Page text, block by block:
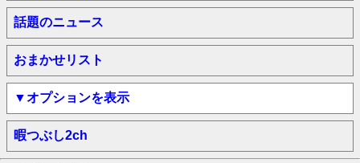
話題のニュース
おまかせリスト
▼オプションを表示
暇つぶし2ch